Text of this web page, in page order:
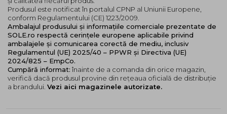
Produsul este notificat în portalul CPNP al Uniunii Europene,
conform Regulamentului (CE) 1223/2009.
Ambalajul produsului și informațiile comerciale prezentate de
SOLE.ro respectă cerințele europene aplicabile privind
ambalajele și comunicarea corectă de mediu, inclusiv
Regulamentul (UE) 2025/40 – PPWR și Directiva (UE)
2024/825 – EmpCo.
Cumpără informat: înainte de a comanda din orice magazin,
verifică dacă produsul provine din rețeaua oficială de distribuție
a brandului. Vezi aici magazinele autorizate.